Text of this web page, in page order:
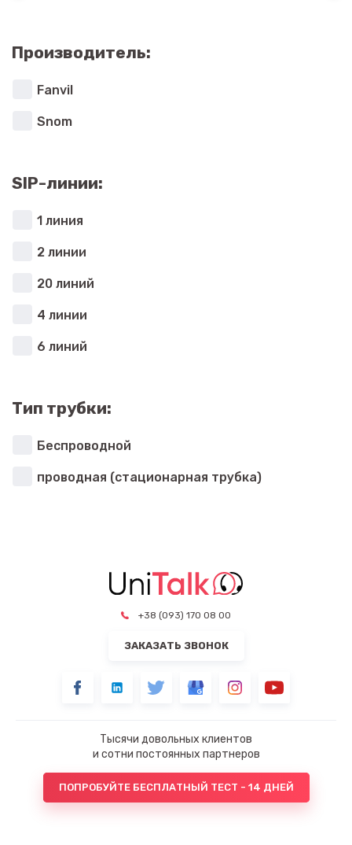
Производитель:
Fanvil
Snom
SIP-линии:
1 линия
2 линии
20 линий
4 линии
6 линий
Тип трубки:
Беспроводной
проводная (стационарная трубка)
+38 (093) 170 08 00
ЗАКАЗАТЬ ЗВОНОК
Тысячи довольных клиентов
и сотни постоянных партнеров
ПОПРОБУЙТЕ БЕСПЛАТНЫЙ ТЕСТ - 14 ДНЕЙ